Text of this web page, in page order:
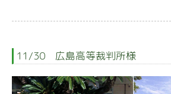
11/30 広島高等裁判所様